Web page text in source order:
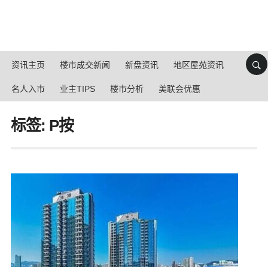
资讯主页 楼市成交新闻 新盘资讯 地区屋苑资讯
名人入市 业主TIPS 楼市分析 美联会优惠
标签: P按